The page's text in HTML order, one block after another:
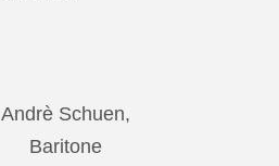
Andrè Schuen,
Baritone